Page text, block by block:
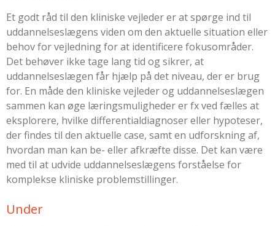
Et godt råd til den kliniske vejleder er at spørge ind til
uddannelseslægens viden om den aktuelle situation eller
behov for vejledning for at identificere fokusområder.
Det behøver ikke tage lang tid og sikrer, at
uddannelseslægen får hjælp på det niveau, der er brug
for. En måde den kliniske vejleder og uddannelseslægen
sammen kan øge læringsmuligheder er fx ved fælles at
eksplorere, hvilke differentialdiagnoser eller hypoteser,
der findes til den aktuelle case, samt en udforskning af,
hvordan man kan be- eller afkræfte disse. Det kan være
med til at udvide uddannelseslægens forståelse for
komplekse kliniske problemstillinger.
Under